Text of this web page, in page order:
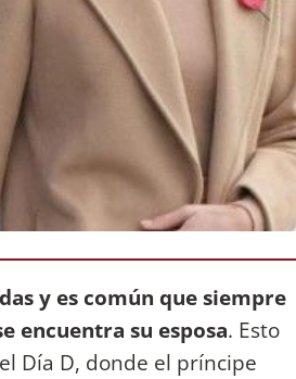
y es común que siempre
encuentra su esposa. Esto
Día D, donde el príncipe